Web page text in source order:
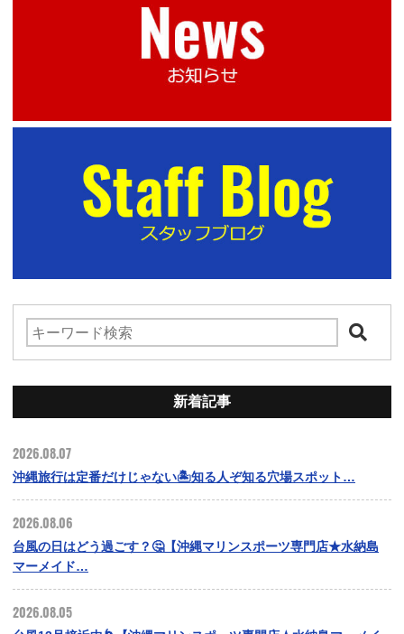
新着記事
2026.08.07
沖縄旅行は定番だけじゃない🏝️知る人ぞ知る穴場スポット…
2026.08.06
台風の日はどう過ごす？🤔【沖縄マリンスポーツ専門店★水納島
マーメイド…
2026.08.05